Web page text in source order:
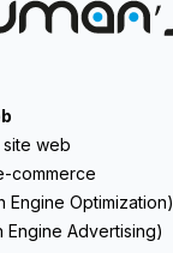
web
commerce
Engine Optimization)
Engine Advertising)